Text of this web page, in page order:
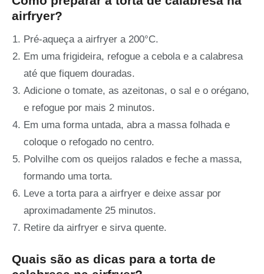
airfryer?
Pré-aqueça a airfryer a 200°C.
Em uma frigideira, refogue a cebola e a calabresa
até que fiquem douradas.
Adicione o tomate, as azeitonas, o sal e o orégano,
e refogue por mais 2 minutos.
Em uma forma untada, abra a massa folhada e
coloque o refogado no centro.
Polvilhe com os queijos ralados e feche a massa,
formando uma torta.
Leve a torta para a airfryer e deixe assar por
aproximadamente 25 minutos.
Retire da airfryer e sirva quente.
Quais são as dicas para a torta de